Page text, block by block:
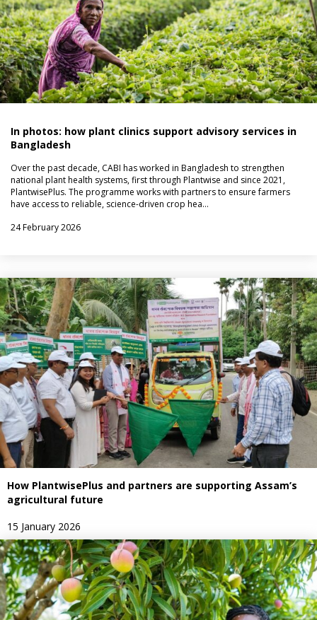
In photos: how plant clinics support advisory services in
Bangladesh
Over the past decade, CABI has worked in Bangladesh to strengthen
national plant health systems, first through Plantwise and since 2021,
PlantwisePlus. The programme works with partners to ensure farmers
have access to reliable, science-driven crop hea…
24 February 2026
How PlantwisePlus and partners are supporting Assam’s
agricultural future
15 January 2026